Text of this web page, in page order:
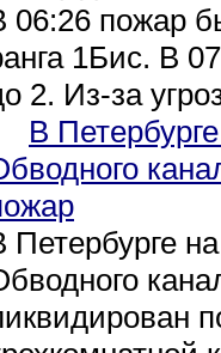
06:26 пожар
1Бис. В
2. Из-за
В
Петербурге